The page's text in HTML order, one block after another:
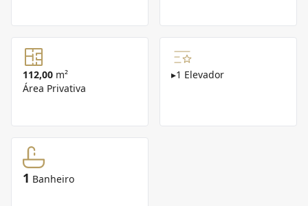
112,00 m²
Área Privativa
▸1 Elevador
1 Banheiro